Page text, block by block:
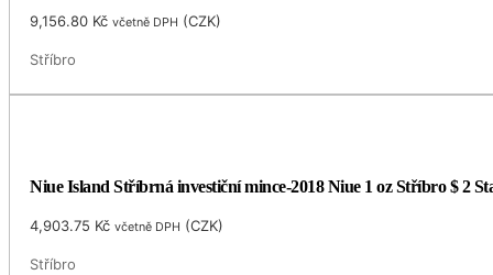
9,156.80 Kč včetně DPH (CZK)
Stříbro
Niue Island Stříbrná investiční mince-2018 Niue 1 oz Stříbro $ 2
4,903.75 Kč včetně DPH (CZK)
Stříbro